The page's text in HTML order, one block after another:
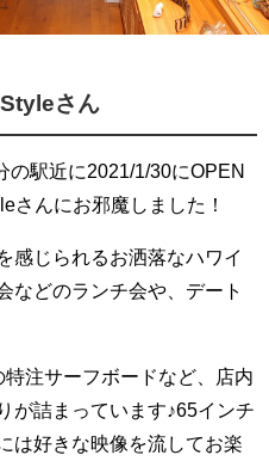
さん
の駅近に2021/1/30にOPEN
さんにお邪魔しました！
感じられるお洒落なハワイ
などのランチ会や、デート
注サーフボードなど、店内
が詰まっています♪65インチ
は好きな映像を流してお楽